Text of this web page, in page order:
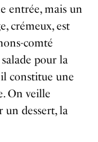
entrée, mais un
crémeux, est
comté
salade pour la
constitue une
On veille
un dessert, la